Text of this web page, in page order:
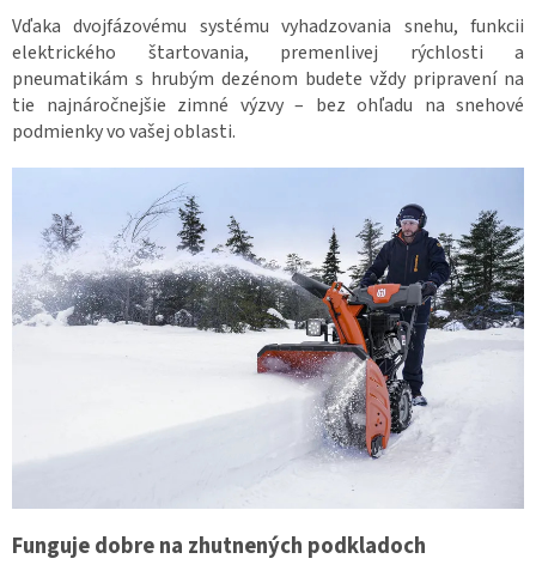
Vďaka dvojfázovému systému vyhadzovania snehu, funkcii
elektrického štartovania, premenlivej rýchlosti a
pneumatikám s hrubým dezénom budete vždy pripravení na
tie najnáročnejšie zimné výzvy – bez ohľadu na snehové
podmienky vo vašej oblasti.
Funguje dobre na zhutnených podkladoch